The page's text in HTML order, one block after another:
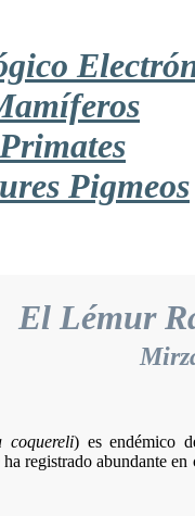
Primates
Pigmeos
El Lémur
coquereli) es endémico
registrado abundante